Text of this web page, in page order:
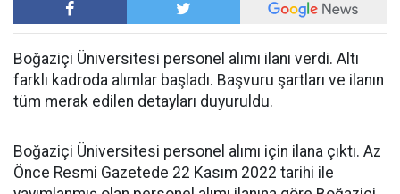
Boğaziçi Üniversitesi personel alımı ilanı verdi. Altı
farklı kadroda alımlar başladı. Başvuru şartları ve ilanın
tüm merak edilen detayları duyuruldu.
Boğaziçi Üniversitesi personel alımı için ilana çıktı. Az
Önce Resmi Gazetede 22 Kasım 2022 tarihi ile